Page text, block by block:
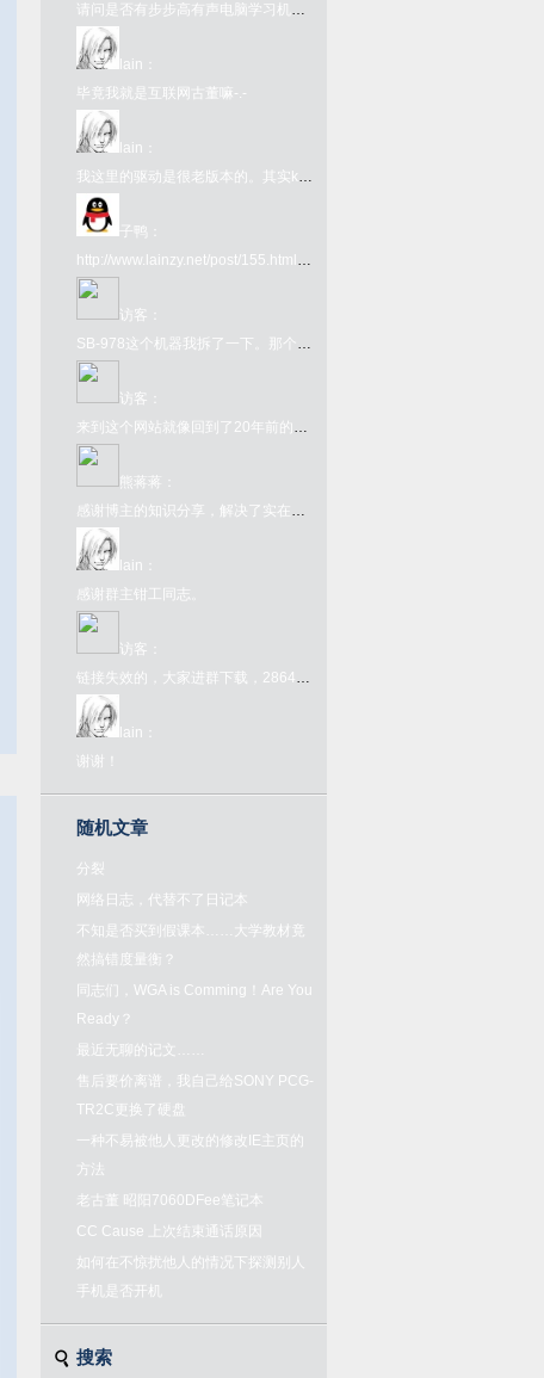
请问是否有步步高有声电脑学习机语音1号或2号的ROM文件？
lain
毕竟我就是互联网古董嘛-.-
lain
我这里的驱动是很老版本的。其实kx驱动网上很好下载啊。在github上有kx驱动的下载链接：https://github.com/kxproject/kX-Audio-driver-binaries
子鸭
http://www.lainzy.net/post/155.html您好 这个百度网盘链接里面的文件是否还能下载 很难找
访客
SB-978这个机器我拆了一下。那个FC转接卡内部其实是一个牛屎版的UM6561，所以那个转接卡本身就是个FC了，插到978上只为了取电和接入手柄键盘吧就。978本体是另一颗牛屎，看不出任何型号。很奇葩的一个主机型号了。
访客
来到这个网站就像回到了20年前的互联网一样，太酷了
熊蒋蒋
感谢博主的知识分享，解决了实在的问题
lain
感谢群主钳工同志。
访客
链接失效的，大家进群下载，286445907，欢迎大家来喝茶
lain
谢谢！
随机文章
分裂
网络日志，代替不了日记本
不知是否买到假课本……大学教材竟
然搞错度量衡？
同志们，WGA is Comming！Are You
Ready？
最近无聊的记文……
售后要价离谱，我自己给SONY PCG-
TR2C更换了硬盘
一种不易被他人更改的修改IE主页的
方法
老古董 昭阳7060DFee笔记本
CC Cause 上次结束通话原因
如何在不惊扰他人的情况下探测别人
手机是否开机
搜索